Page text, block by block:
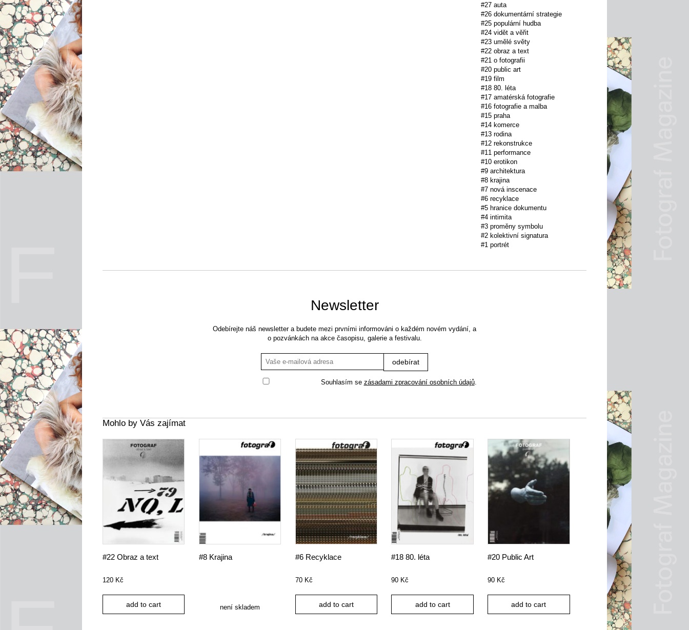
#27 auta
#26 dokumentární strategie
#25 populární hudba
#24 vidět a věřit
#23 umělé světy
#22 obraz a text
#21 o fotografii
#20 public art
#19 film
#18 80. léta
#17 amatérská fotografie
#16 fotografie a malba
#15 praha
#14 komerce
#13 rodina
#12 rekonstrukce
#11 performance
#10 erotikon
#9 architektura
#8 krajina
#7 nová inscenace
#6 recyklace
#5 hranice dokumentu
#4 intimita
#3 proměny symbolu
#2 kolektivní signatura
#1 portrét
Newsletter
Odebírejte náš newsletter a budete mezi prvními informováni o každém novém vydání, a
o pozvánkách na akce časopisu, galerie a festivalu.
Souhlasím se zásadami zpracování osobních údajů.
Mohlo by Vás zajímat
#22 Obraz a text
120 Kč
add to cart
#8 Krajina
není skladem
#6 Recyklace
70 Kč
add to cart
#18 80. léta
90 Kč
add to cart
#20 Public Art
90 Kč
add to cart